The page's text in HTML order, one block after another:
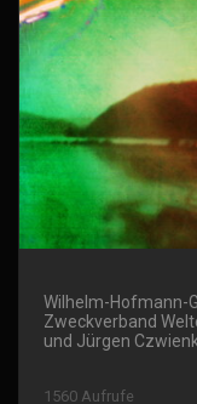
Wilhelm-Hofmann-
Zweckverband
und Jürgen
1560 Aufrufe